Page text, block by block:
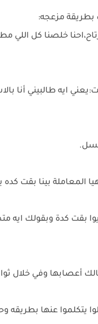
بطريقة مزعجه:
خلصنا كل اللي
ايه طالبيني أنا
عسل.
بينا بقت كده
بقت كدة وبقولك
أعصابها وفي خلال
يتكلموا عنها بطريقه